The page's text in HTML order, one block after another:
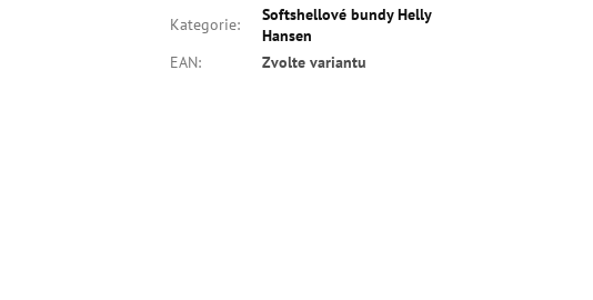
Kategorie:
Softshellové bundy Helly
Hansen
EAN: Zvolte variantu